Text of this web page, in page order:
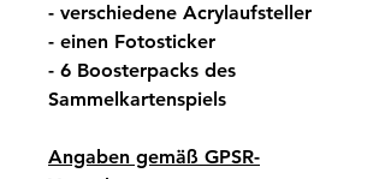
- verschiedene Acrylaufsteller
- einen Fotosticker
- 6 Boosterpacks des
Sammelkartenspiels
Angaben gemäß GPSR-